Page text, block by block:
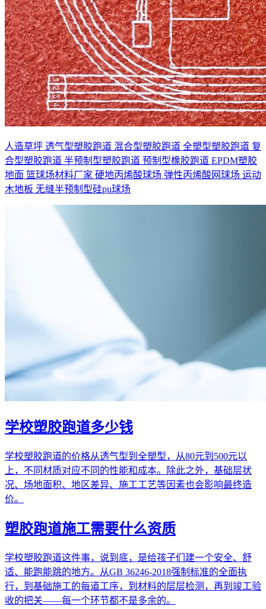
人造草坪 透气型塑胶跑道 混合型塑胶跑道 全塑型塑胶跑道 复
合型塑胶跑道 半预制型塑胶跑道 预制型橡胶跑道 EPDM塑胶
地面 篮球场材料厂家 硬地丙烯酸球场 弹性丙烯酸网球场 运动
木地板 无缝半预制型硅pu球场
学校塑胶跑道多少钱
学校塑胶跑道的价格从透气型到全塑型，从80元到500元以
上，不同材质对应不同的性能和成本。除此之外，基础层状
况、场地面积、地区差异、施工工艺等因素也会影响最终造
价。
塑胶跑道施工需要什么资质
学校塑胶跑道这件事，说到底，是给孩子们建一个安全、舒
适、能跑能跳的地方。从GB 36246-2018强制标准的全面执
行，到基础施工的每道工序，到材料的层层检测，再到竣工验
收的把关——每一个环节都不是多余的。